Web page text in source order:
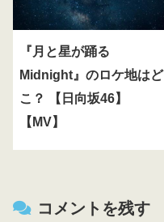
『月と星が踊る
Midnight』のロケ地はど
こ？ 【日向坂46】
【MV】
コメントを残す